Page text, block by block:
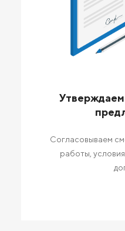
Согласовываем
работы,